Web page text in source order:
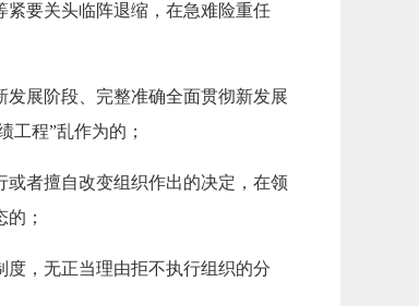
紧要关头临阵退缩，在急难险重任
发展阶段、完整准确全面贯彻新发展
工程”乱作为的；
或者擅自改变组织作出的决定，在领
；
度，无正当理由拒不执行组织的分